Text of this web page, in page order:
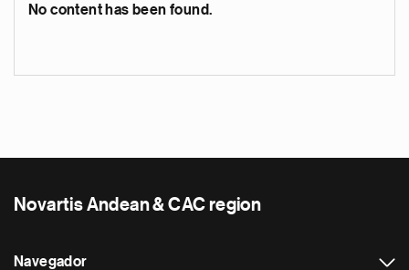
No content has been found.
Novartis Andean & CAC region
Navegador